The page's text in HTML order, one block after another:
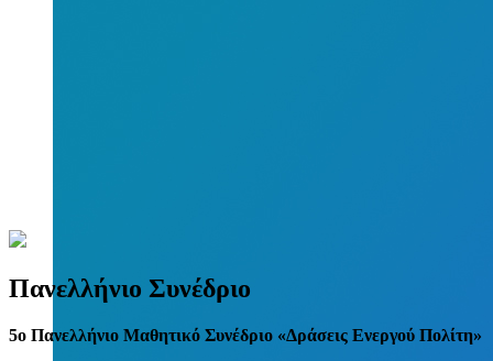
Πανελλήνιο Συνέδριο
5o Πανελλήνιο Μαθητικό Συνέδριο «Δράσεις Ενεργού Πολίτη»